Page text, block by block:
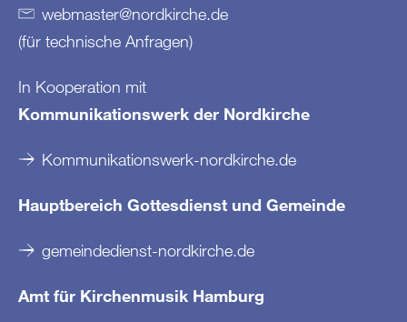
webmaster@nordkirche.de
(für technische Anfragen)
In Kooperation mit
Kommunikationswerk der Nordkirche
Kommunikationswerk-nordkirche.de
Hauptbereich Gottesdienst und Gemeinde
gemeindedienst-nordkirche.de
Amt für Kirchenmusik Hamburg